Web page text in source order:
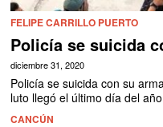
FELIPE CARRILLO PUERTO
Policía se suicida
diciembre 31, 2020
Policía se suicida con su
luto llegó el último día del
CANCÚN